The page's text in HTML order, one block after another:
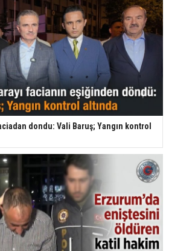
dondu: Vali Baruş; Yangın kontrol